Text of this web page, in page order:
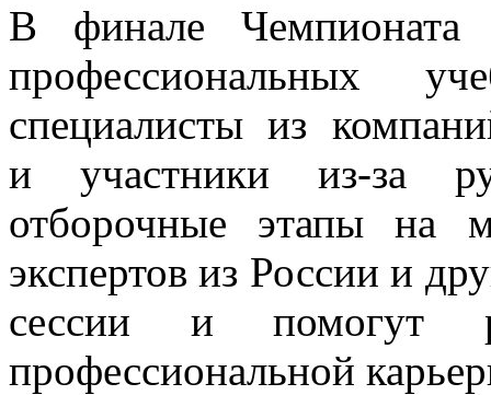
В финале Чемпионата
профессиональных
специалисты из
и участники из-за
отборочные этапы на
экспертов из России и
сессии и помогут
профессиональной